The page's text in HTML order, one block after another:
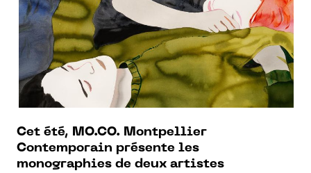
Cet été, MO.CO. Montpellier
Contemporain présente les
monographies de deux artistes